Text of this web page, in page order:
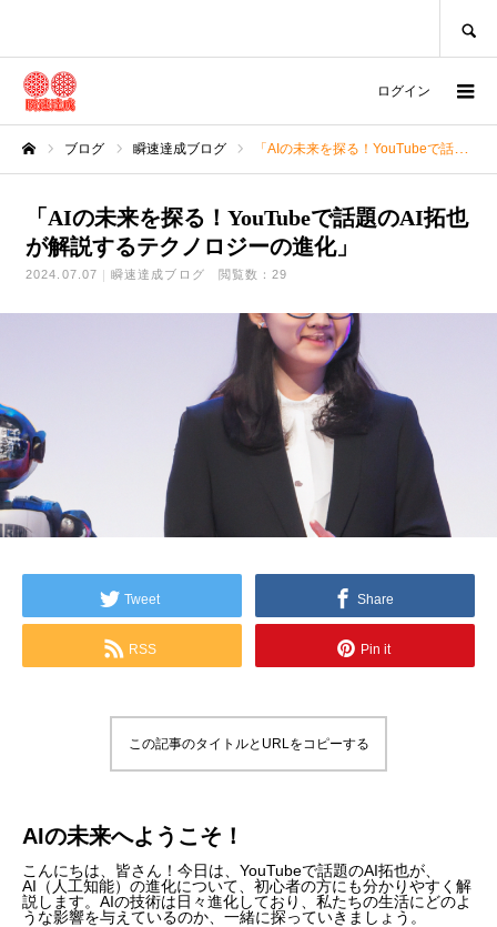
ログイン
ブログ 瞬速達成ブログ 「AIの未来を探る！YouTubeで話題のAI拓也が解説するテクノロジーの進化」
「AIの未来を探る！YouTubeで話題のAI拓也
が解説するテクノロジーの進化」
2024.07.07 瞬速達成ブログ 閲覧数：29
Tweet Share
RSS Pin it
この記事のタイトルとURLをコピーする
AIの未来へようこそ！
こんにちは、皆さん！今日は、YouTubeで話題のAI拓也が、
AI（人工知能）の進化について、初心者の方にも分かりやすく解
説します。AIの技術は日々進化しており、私たちの生活にどのよ
うな影響を与えているのか、一緒に探っていきましょう。